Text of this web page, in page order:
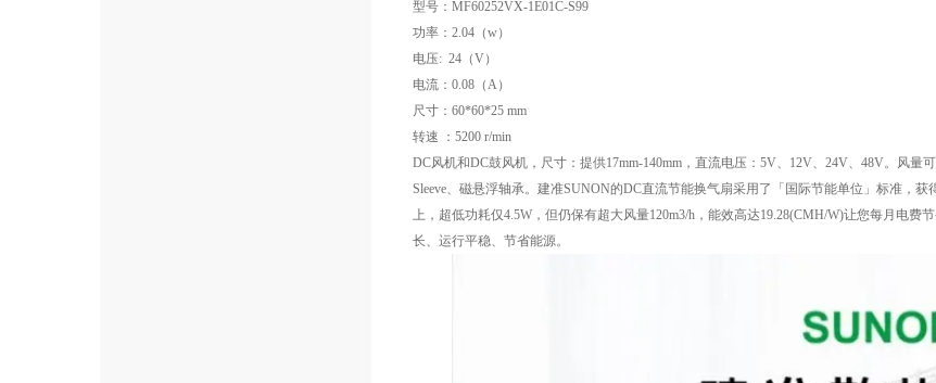
型号：MF60252VX-1E01C-S99
功率：2.04（w）
电压: 24（V）
电流：0.08（A）
尺寸：60*60*25 mm
转速 ：5200 r/min
DC风机和DC鼓风机，尺寸：提供17mm-140mm，直流电压：5V、12V、24V、48V。风量
Sleeve、磁悬浮轴承。建准SUNON的DC直流节能换气扇采用了「国际节能单位」标准，
上，超低功耗仅4.5W，但仍保有超大风量120m3/h，能效高达19.28(CMH/W)让您每月电
长、运行平稳、节省能源。